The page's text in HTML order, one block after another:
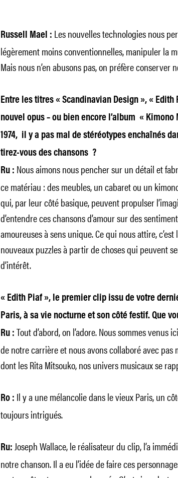
Russell Mael : Les nouvelles technologies nous
légèrement moins conventionnelles, manipuler la
Mais nous n’en abusons pas, on préfère conserver
Entre les titres « Scandinavian Design », « Edith
nouvel opus – ou bien encore l’album « Kimono
1974, il y a pas mal de stéréotypes enchaînés
tirez-vous des chansons ?
Ru : Nous aimons nous pencher sur un détail et
ce matériau : des meubles, un cabaret ou un
qui, par leur côté basique, peuvent propulser
d’entendre ces chansons d’amour sur des
amoureuses à sens unique. Ce qui nous attire,
nouveaux puzzles à partir de choses qui peuvent
d’intérêt.
« Edith Piaf », le premier clip issu de votre
Paris, à sa vie nocturne et son côté festif. Que
Ru : Tout d’abord, on l’adore. Nous sommes
de notre carrière et nous avons collaboré avec pas
dont les Rita Mitsouko, nos univers musicaux se
Ro : Il y a une mélancolie dans le vieux Paris, un
toujours intrigués.
Ru: Joseph Wallace, le réalisateur du clip, l’a
notre chanson. Il a eu l’idée de faire ces